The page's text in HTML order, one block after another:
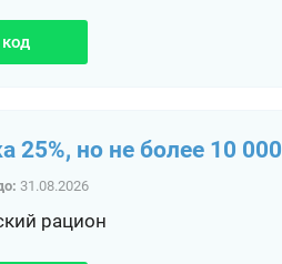
25%, но не более 10 000
31.08.2026
рацион